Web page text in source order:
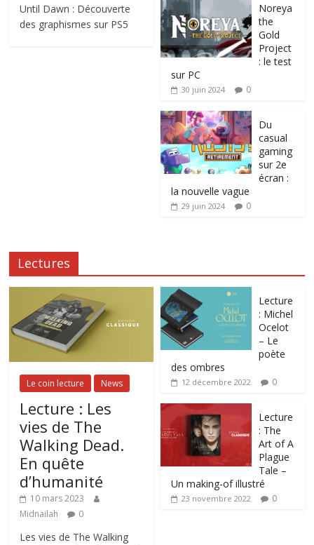
Until Dawn : Découverte
des graphismes sur PS5
Noreya
the
Gold
Project
: le test
sur PC
30 juin 2024 0
Du
casual
gaming
sur 2e
écran :
la nouvelle vague
29 juin 2024 0
Lectures
Le coin lecture News
Lecture : Les
vies de The
Walking Dead.
En quête
d’humanité
10 mars 2023
Midnailah
0
Les vies de The Walking
Lecture
: Michel
Ocelot
– Le
poète
des ombres
12 décembre 2022 0
Lecture
: The
Art of A
Plague
Tale –
Un making-of illustré
23 novembre 2022 0